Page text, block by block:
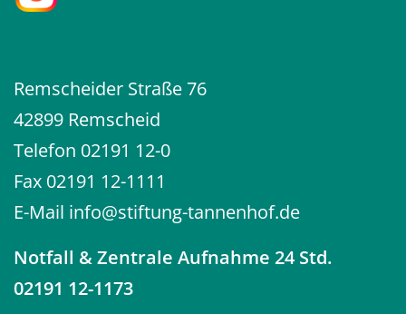
Remscheider Straße 76
42899 Remscheid
Telefon 02191 12-0
Fax 02191 12-1111
E-Mail info@stiftung-tannenhof.de
Notfall & Zentrale Aufnahme 24 Std.
02191 12-1173